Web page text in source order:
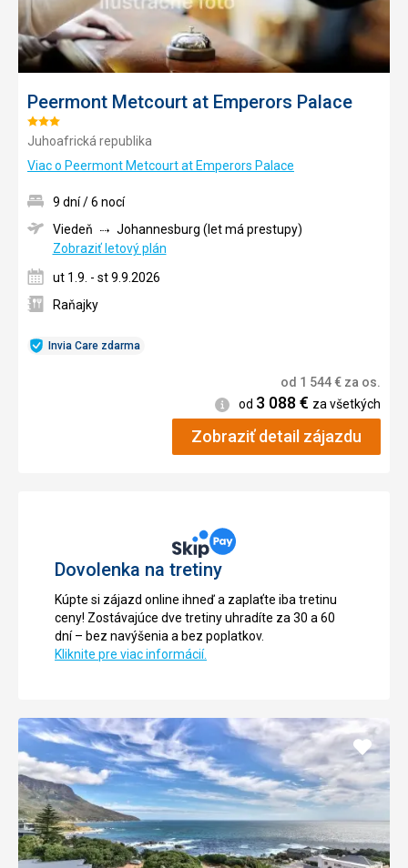
Peermont Metcourt at Emperors Palace
Hodnotenie:
3/5
Juhoafrická republika
Viac o Peermont Metcourt at Emperors Palace
Invia Care zdarma
9 dní / 6 nocí
Viedeň
Johannesburg (let má prestupy)
Zobraziť letový plán
ut 1.9. - st 9.9.2026
Raňajky
od 1 544€ za os.
Informácie
od 3 088 € za všetkých
Zobraziť detail zájazdu
Dovolenka na tretiny
Kúpte si zájazd online ihneď a zaplaťte iba tretinu
ceny! Zostávajúce dve tretiny uhradíte za 30 a 60
dní – bez navýšenia a bez poplatkov.
Kliknite pre viac informácií.
Pridať
do